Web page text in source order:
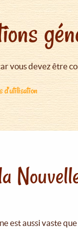
vous devez être
d'utilisation
est aussi vaste